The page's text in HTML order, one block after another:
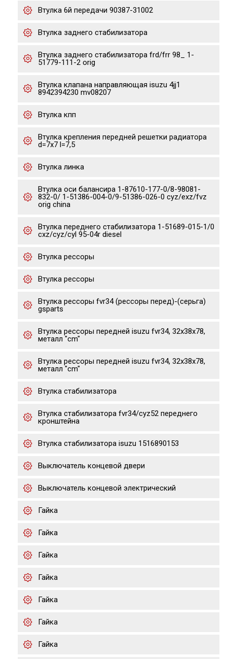
Втулка 6й передачи 90387-31002
Втулка заднего стабилизатора
Втулка заднего стабилизатора frd/frr 98_ 1-
51779-111-2 orig
Втулка клапана направляющая isuzu 4jj1
8942394230 mv08207
Втулка кпп
Втулка крепления передней решетки радиатора
d=7x7 l=7,5
Втулка линка
Втулка оси балансира 1-87610-177-0/8-98081-
832-0/ 1-51386-004-0/9-51386-026-0 cyz/exz/fvz
orig china
Втулка переднего стабилизатора 1-51689-015-1/0
cxz/cyz/cyl 95-04r diesel
Втулка рессоры
Втулка рессоры
Втулка рессоры fvr34 (рессоры перед)-(серьга)
gsparts
Втулка рессоры передней isuzu fvr34, 32x38x78,
металл "cm"
Втулка рессоры передней isuzu fvr34, 32x38x78,
металл "cm"
Втулка стабилизатора
Втулка стабилизатора fvr34/cyz52 переднего
кронштейна
Втулка стабилизатора isuzu 1516890153
Выключатель концевой двери
Выключатель концевой электрический
Гайка
Гайка
Гайка
Гайка
Гайка
Гайка
Гайка